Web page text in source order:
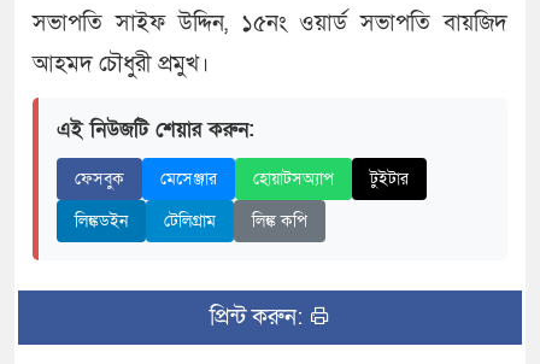
সভাপতি সাইফ উদ্দিন, ১৫নং ওয়ার্ড সভাপতি বায়জিদ
আহমদ চৌধুরী প্রমুখ।
এই নিউজটি শেয়ার করুন:
ফেসবুক মেসেঞ্জার হোয়াটসঅ্যাপ
টুইটার
লিঙ্কডইন
টেলিগ্রাম লিঙ্ক কপি
প্রিন্ট করুন: